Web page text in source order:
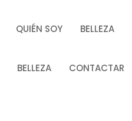
QUIÉN SOY BELLEZA
BELLEZA CONTACTAR